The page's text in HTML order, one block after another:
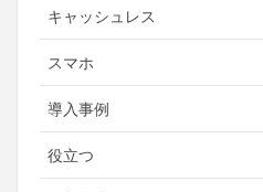
キャッシュレス
スマホ
導入事例
役立つ